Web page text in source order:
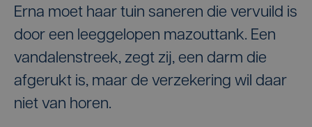
Erna moet haar tuin saneren die vervuild is
door een leeggelopen mazouttank. Een
vandalenstreek, zegt zij, een darm die
afgerukt is, maar de verzekering wil daar
niet van horen.